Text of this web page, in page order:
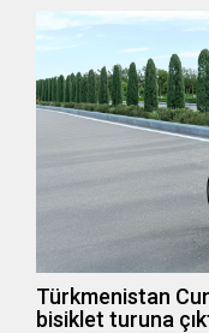
Türkmenistan
bisiklet turuna